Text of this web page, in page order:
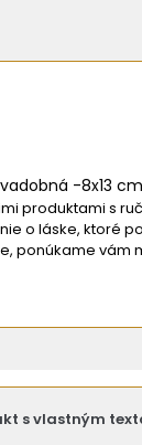
-8x13 cm
produktami s
o láske, ktoré
ponúkame vám
s vlastným